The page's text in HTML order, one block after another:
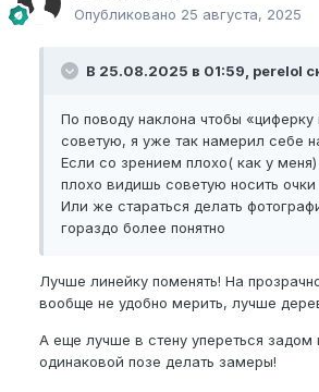
Небольшое искривление - банан
Ожидания
этапов, чтобы конечный результат
совсем недостижимым.
Будет очень круто
Та самая идеальная версия себя
Nbpel - 20
Eg - 15-16
Опубликовано 25 августа, 2025
В 25.08.2025 в 01:59, perelol
По поводу наклона чтобы «циферку
советую, я уже так намерил себе
Если со зрением плохо( как у
плохо видишь советую носить
Или же стараться делать
гораздо более понятно
Лучше линейку поменять! На
вообще не удобно мерить, лучше
А еще лучше в стену упереться задом
одинаковой позе делать замеры!